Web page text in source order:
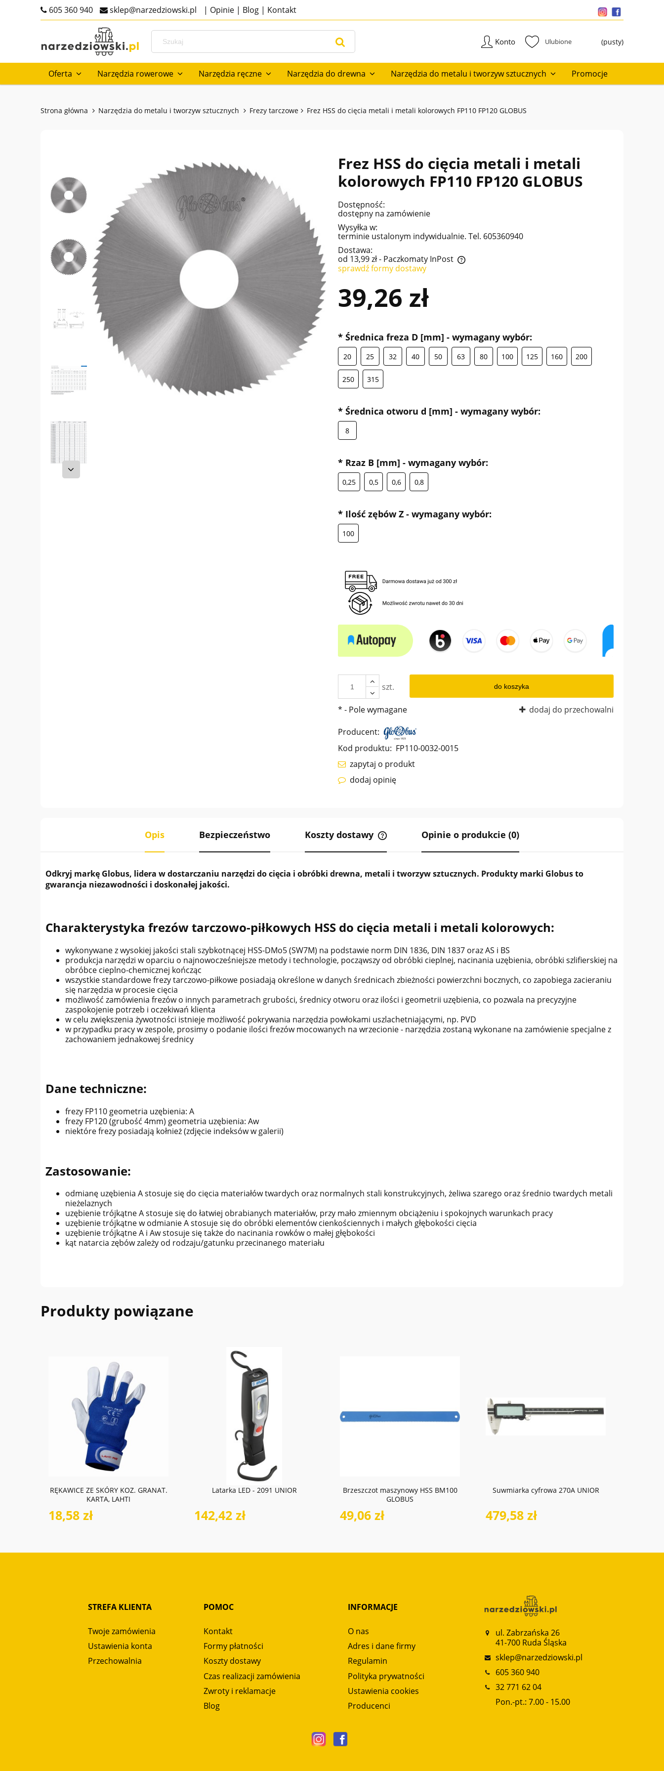
605 360 940 sklep@narzedziowski.pl | Opinie | Blog | Kontakt
Konto (pusty)
Oferta Narzędzia rowerowe Narzędzia ręczne Narzędzia do drewna Narzędzia do metalu i tworzyw sztucznych
Promocje
Strona główna Narzędzia do metalu i tworzyw sztucznych Frezy tarczowe Frez HSS do cięcia metali i metali kolorowych FP110 FP120 GLOBUS
Frez HSS do cięcia metali i metali
kolorowych FP110 FP120 GLOBUS
Dostępność:
dostępny na zamówienie
Wysyłka w:
terminie ustalonym indywidualnie. Tel. 605360940
Dostawa:
od 13,99 zł- Paczkomaty InPost
płatności
sprawdź formy dostawy
39,26 zł
* Średnica freza D [mm] - wymagany wybór:
20 25 32 40 50 63 80 100 125 160 200
250 315
* Średnica otworu d [mm] - wymagany wybór:
8
* Rzaz B [mm] - wymagany wybór:
0,25 0,5 0,6 0,8
* Ilość zębów Z - wymagany wybór:
100
szt. do koszyka
dodaj do przechowalni
* - Pole wymagane
Producent:
Kod produktu: FP110-0032-0015
zapytaj o produkt
dodaj opinię
Opis Bezpieczeństwo Koszty dostawy
kosztów płatności
Opinie o produkcie (0)
Odkryj markę Globus, lidera w dostarczaniu narzędzi do cięcia i obróbki drewna, metali i tworzyw sztucznych. Produkty marki Globus to
gwarancja niezawodności i doskonałej jakości.
Charakterystyka frezów tarczowo-piłkowych HSS do cięcia metali i metali kolorowych:
wykonywane z wysokiej jakości stali szybkotnącej HSS-DMo5 (SW7M) na podstawie norm DIN 1836, DIN 1837 oraz AS i BS
produkcja narzędzi w oparciu o najnowocześniejsze metody i technologie, począwszy od obróbki cieplnej, nacinania uzębienia, obróbki szlifierskiej na
obróbce cieplno-chemicznej kończąc
wszystkie standardowe frezy tarczowo-piłkowe posiadają określone w danych średnicach zbieżności powierzchni bocznych, co zapobiega zacieraniu
się narzędzia w procesie cięcia
możliwość zamówienia frezów o innych parametrach grubości, średnicy otworu oraz ilości i geometrii uzębienia, co pozwala na precyzyjne
zaspokojenie potrzeb i oczekiwań klienta
w celu zwiększenia żywotności istnieje możliwość pokrywania narzędzia powłokami uszlachetniającymi, np. PVD
w przypadku pracy w zespole, prosimy o podanie ilości frezów mocowanych na wrzecionie - narzędzia zostaną wykonane na zamówienie specjalne z
zachowaniem jednakowej średnicy
Dane techniczne:
frezy FP110 geometria uzębienia: A
frezy FP120 (grubość 4mm) geometria uzębienia: Aw
niektóre frezy posiadają kołnież (zdjęcie indeksów w galerii)
Zastosowanie:
odmianę uzębienia A stosuje się do cięcia materiałów twardych oraz normalnych stali konstrukcyjnych, żeliwa szarego oraz średnio twardych metali
nieżelaznych
uzębienie trójkątne A stosuje się do łatwiej obrabianych materiałów, przy mało zmiennym obciążeniu i spokojnych warunkach pracy
uzębienie trójkątne w odmianie A stosuje się do obróbki elementów cienkościennych i małych głębokości cięcia
uzębienie trójkątne A i Aw stosuje się także do nacinania rowków o małej głębokości
kąt natarcia zębów zależy od rodzaju/gatunku przecinanego materiału
Produkty powiązane
RĘKAWICE ZE SKÓRY KOZ. GRANAT.
KARTA, LAHTI
18,58 zł
do koszyka
Latarka LED - 2091 UNIOR
142,42 zł
do koszyka
Brzeszczot maszynowy HSS BM100
GLOBUS
49,06 zł
Suwmiarka cyfrowa 270A UNIOR
479,58 zł
STREFA KLIENTA
Twoje zamówienia
Ustawienia konta
Przechowalnia
POMOC
Kontakt
Formy płatności
Koszty dostawy
Czas realizacji zamówienia
Zwroty i reklamacje
Blog
INFORMACJE
O nas
Adres i dane firmy
Regulamin
Polityka prywatności
Ustawienia cookies
Producenci
ul. Zabrzańska 26
41-700 Ruda Śląska
sklep@narzedziowski.pl
605 360 940
32 771 62 04
Pon.-pt.: 7.00 - 15.00